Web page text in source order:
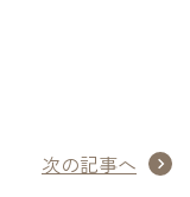
次の記事へ